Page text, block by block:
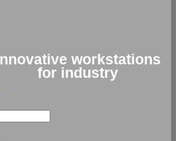
workstations
for industry